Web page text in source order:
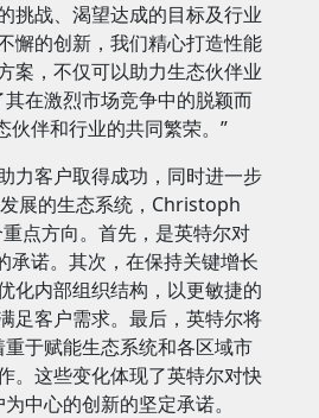
挑战、渴望达成的目标及行业
懈的创新，我们精心打造性能
案，不仅可以助力生态伙伴业
在激烈市场竞争中的脱颖而
伙伴和行业的共同繁荣。”
力客户取得成功，同时进一步
展的生态系统，Christoph
点方向。首先，是英特尔对
承诺。其次，在保持关键增长
化内部组织结构，以更敏捷的
足客户需求。最后，英特尔将
于赋能生态系统和各区域市
。这些变化体现了英特尔对快
中心的创新的坚定承诺。